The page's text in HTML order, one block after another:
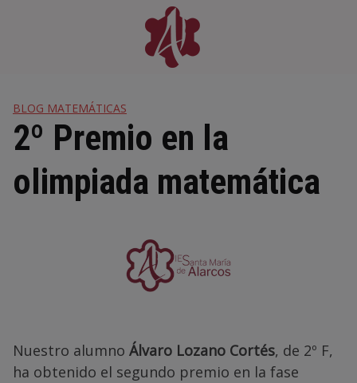
BLOG MATEMÁTICAS
2º Premio en la
olimpiada matemática
Nuestro alumno Álvaro Lozano Cortés, de 2º F,
ha obtenido el segundo premio en la fase